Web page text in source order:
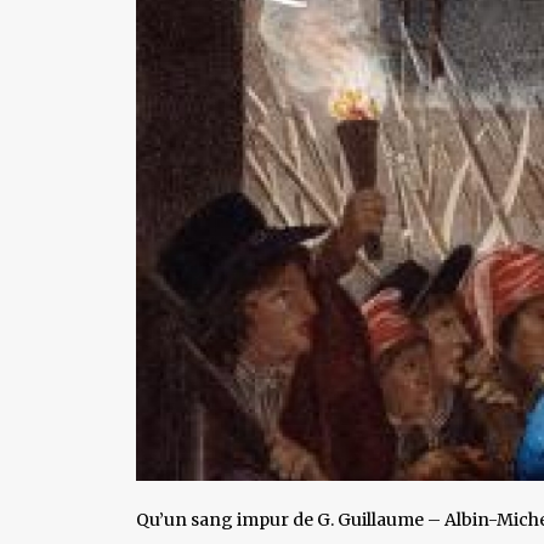
Qu’un sang impur de G. Guillaume – Albin-